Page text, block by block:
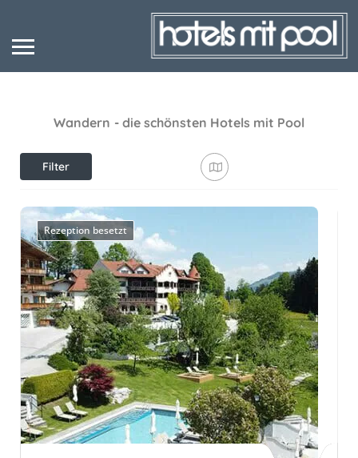
Wandern - die schönsten Hotels mit Pool
Filter
Rezeption besetzt